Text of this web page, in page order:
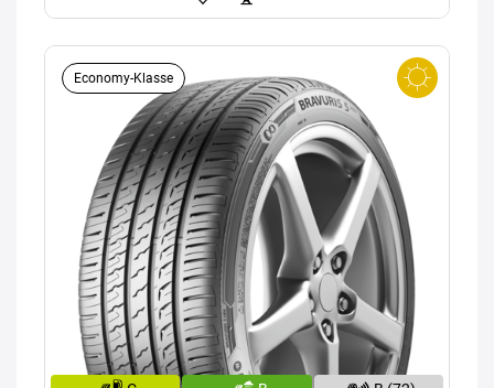
Economy-Klasse